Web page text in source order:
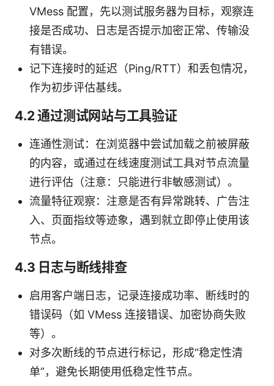
VMess 配置，先以测试服务器为目标，观察连
接是否成功、日志是否提示加密正常、传输没
有错误。
记下连接时的延迟（Ping/RTT）和丢包情况，
作为初步评估基线。
4.2 通过测试网站与工具验证
连通性测试：在浏览器中尝试加载之前被屏蔽
的内容，或通过在线速度测试工具对节点流量
进行评估（注意：只能进行非敏感测试）。
流量特征观察：注意是否有异常跳转、广告注
入、页面指纹等迹象，遇到就立即停止使用该
节点。
4.3 日志与断线排查
启用客户端日志，记录连接成功率、断线时的
错误码（如 VMess 连接错误、加密协商失败
等）。
对多次断线的节点进行标记，形成“稳定性清
单”，避免长期使用低稳定性节点。